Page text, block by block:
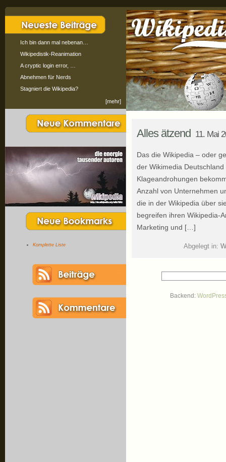
Ich bin dann mal nebenan…
Wikipedistik-Reanimation
A cryptic login error, …
Abnehmen für Nerds
Stagniert die Wikipedia?
[mehr]
Komplette Liste
Alles ätzend 11. Mai
Das die Wikipedia – oder
der Wikimedia
Klageandrohungen
Anzahl von Unternehmen
die in der Wikipedia über
begreifen ihren Wikipedia-
Marketing und […]
Abgelegt in:
Backend: